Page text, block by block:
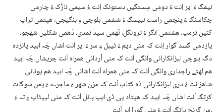
نیمگ ءَ ایر اِنت ءُ دومی سِستگیں دستونک اِنت ءُ سیمی نازُک ءُ چارمی
چکاسنگ ءُ پنچمی راست نبیسگ ءُ ششمی بلوچی ءِ بنگیجی، ھپتمی تراپ
کنیں ترمپ، ھشتمی انگر ءُ ترونگل، نُھمی سید نِمدی، دَھمی شکلیں شھجو،
یازدمی گسد گوار اِنت کہ منی دیم ءَ ٹیبل ءِ سر ءَ ایر اَنت اشاں چَہ ابید پانزدہ
دگہ بلوچی لبزانکارانی وانگی اَنت کہ منی اُردانی ھمراہ اَنت چریشاں چَہ ابید
ھم لھتے راجداری وانگی اَنت کہ منی ھمراہ اَنت اشانی چَہ ابید ھم یونانی
شاھزانت ءُ دری لبزانکارانی دَہ کتاب اَنت کہ مزن شھر ءَ ماجرے ءَ پمن سوگات
کرتگ اَنت اشاں چَہ ابید کہ ھپتاد پی ڈی ایپ پائل اَنت کہ منی لیپٹاپ ءِ تہ ءَ